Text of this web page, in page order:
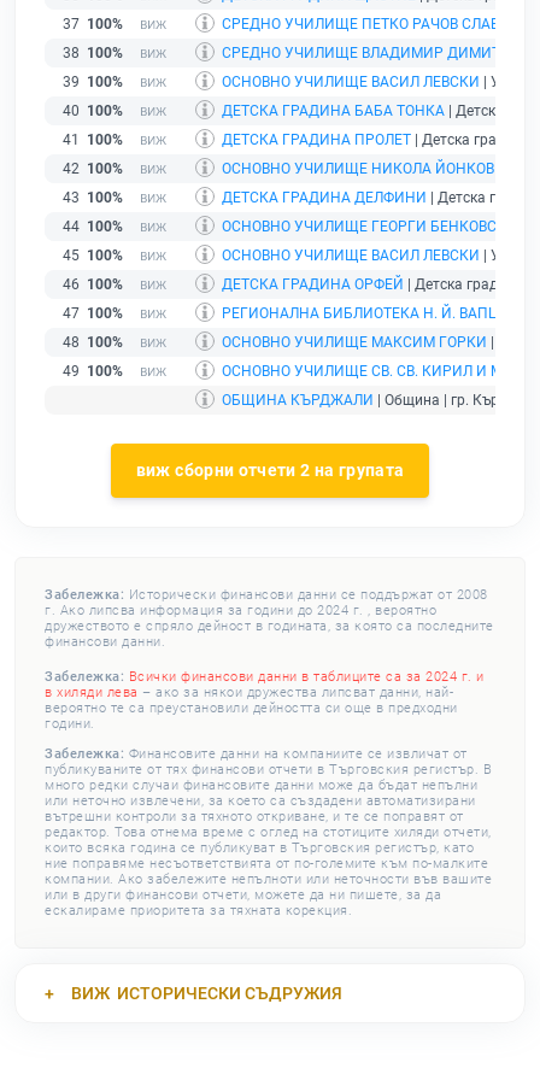
37 100%
СРЕДНО УЧИЛИЩЕ ПЕТКО РАЧОВ
38 100%
СРЕДНО УЧИЛИЩЕ ВЛАДИМИР ДИМИТРОВ -
39 100% ОСНОВНО УЧИЛИЩЕ ВАСИЛ ЛЕВСКИ
|
40 100% ДЕТСКА ГРАДИНА БАБА ТОНКА | Детска
41
100% ДЕТСКА ГРАДИНА ПРОЛЕТ | Детска градина
42 100%
ОСНОВНО УЧИЛИЩЕ НИКОЛА ЙОНКОВ
43 100% ДЕТСКА ГРАДИНА ДЕЛФИНИ
| Детска
44 100% ОСНОВНО УЧИЛИЩЕ ГЕОРГИ БЕНКОВСКИ
45 100% ОСНОВНО УЧИЛИЩЕ ВАСИЛ ЛЕВСКИ
|
46 100% ДЕТСКА ГРАДИНА ОРФЕЙ
| Детска градина
47 100% РЕГИОНАЛНА БИБЛИОТЕКА Н. Й. ВАПЦАРОВ
48 100% ОСНОВНО УЧИЛИЩЕ МАКСИМ ГОРКИ
49 100%
ОСНОВНО УЧИЛИЩЕ СВ. СВ. КИРИЛ И
ОБЩИНА КЪРДЖАЛИ
| Община | гр.
виж сборни отчети 2 на групата
Забележка: Исторически финансови данни се поддържат от 2008
г. Ако липсва информация за години до 2024 г. , вероятно
дружеството е спряло дейност в годината, за която са последните
финансови данни.
Забележка: Всички финансови данни в таблиците са за 2024 г. и
в хиляди лева – ако за някои дружества липсват данни, най-
вероятно те са преустановили дейността си още в предходни
години.
Забележка: Финансовите данни на компаниите се извличат от
публикуваните от тях финансови отчети в Търговския регистър. В
много редки случаи финансовите данни може да бъдат непълни
или неточно извлечени, за което са създадени автоматизирани
вътрешни контроли за тяхното откриване, и те се поправят от
редактор. Това отнема време с оглед на стотиците хиляди отчети,
които всяка година се публикуват в Търговския регистър, като
ние поправяме несъответствията от по-големите към по-малките
компании. Ако забележите непълноти или неточности във вашите
или в други финансови отчети, можете да ни пишете, за да
ескалираме приоритета за тяхната корекция.
ВИЖ ИСТОРИЧЕСКИ СЪДРУЖИЯ